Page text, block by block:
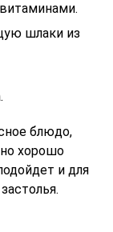
шлаки из
блюдо,
хорошо
и для